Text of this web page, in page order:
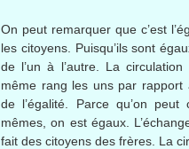
On peut remarquer que c’est
les citoyens. Puisqu’ils sont
de l’un à l’autre. La
même rang les unspar rapport
de l’égalité Parce qu’on peut
mêmes , on est égaux.
fait descitoyens desfrères . La